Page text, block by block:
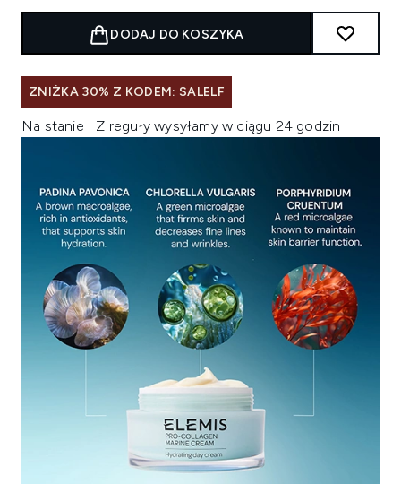
DODAJ DO KOSZYKA
ZNIŻKA 30% Z KODEM: SALELF
Na stanie | Z reguły wysyłamy w ciągu 24 godzin